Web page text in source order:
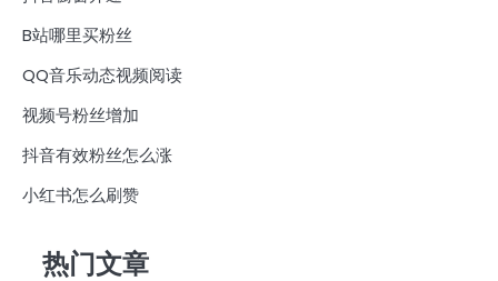
B站哪里买粉丝
QQ音乐动态视频阅读
视频号粉丝增加
抖音有效粉丝怎么涨
小红书怎么刷赞
热门文章